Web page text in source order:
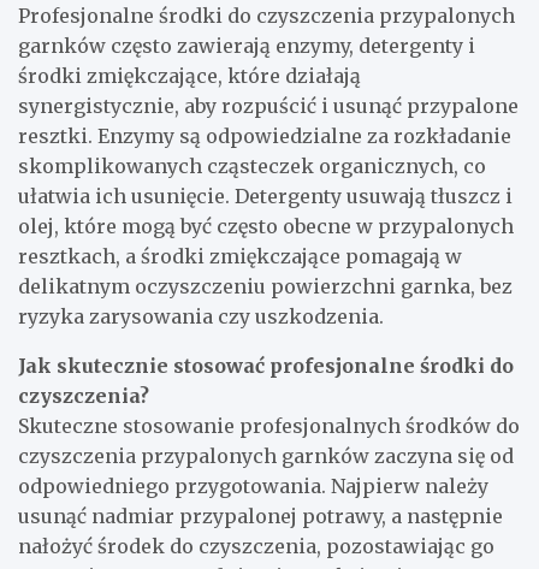
Profesjonalne środki do czyszczenia przypalonych
garnków często zawierają enzymy, detergenty i
środki zmiękczające, które działają
synergistycznie, aby rozpuścić i usunąć przypalone
resztki. Enzymy są odpowiedzialne za rozkładanie
skomplikowanych cząsteczek organicznych, co
ułatwia ich usunięcie. Detergenty usuwają tłuszcz i
olej, które mogą być często obecne w przypalonych
resztkach, a środki zmiękczające pomagają w
delikatnym oczyszczeniu powierzchni garnka, bez
ryzyka zarysowania czy uszkodzenia.
Jak skutecznie stosować profesjonalne środki do
czyszczenia?
Skuteczne stosowanie profesjonalnych środków do
czyszczenia przypalonych garnków zaczyna się od
odpowiedniego przygotowania. Najpierw należy
usunąć nadmiar przypalonej potrawy, a następnie
nałożyć środek do czyszczenia, pozostawiając go